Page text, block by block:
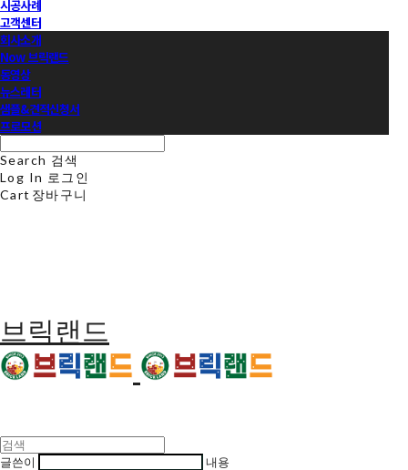
시공사례
고객센터
회사소개
Now 브릭랜드
동영상
뉴스레터
샘플&견적신청서
프로모션
Search 검색
Log In 로그인
Cart 장바구니
브릭랜드
글쓴이 내용